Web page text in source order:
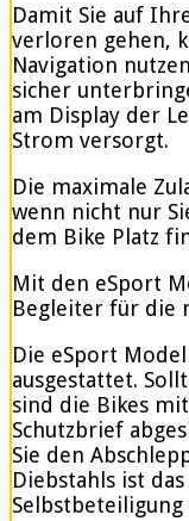
Damit Sie auf
verloren gehen,
Navigation
sicher
am Display der
Strom versorgt.
Die maximale
wenn nicht nur
dem Bike Platz
Mit den eSport
Begleiter für die
Die eSport
ausgestattet.
sind die Bikes
Schutzbrief
Sie den
Diebstahls ist
Selbstbeteiligung